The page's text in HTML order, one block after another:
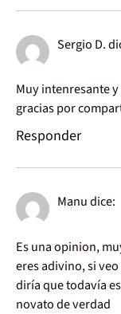
Sergio D.
Muy intenresante
gracias por
Responder
Manudice:
Es una opinion,
eres adivino, si
diría que todavía
novato de verdad